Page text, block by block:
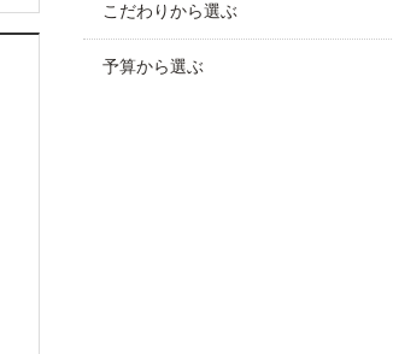
こだわりから選ぶ
予算から選ぶ